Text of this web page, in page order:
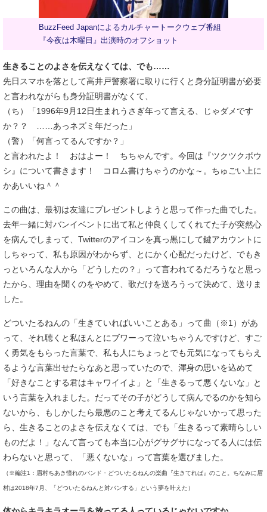
BuzzFeed Japanによるカルチャートークウェブ番組
『今夜は木曜日』出演時のオフショット
生きることのよさを伝えなくては、でも……
先日スマホを落として高井戸警察署に取りに行くと身分証明書が必要
と言われながらも身分証明書がなくて、
（ち）「1996年9月12日生まれうさぎ年って言える、じゃダメです
か？？ ……あっネズミ年だった」
（警）「何言ってるんですか？」
と言われたよ！ おはよー！ ちちゃんです。今回は『ツクツクボウ
シ』について書きます！ コロム書けちゃうのかな～。ちゅごい上に
かあいいね＾＾
この曲は、最初は友達にプレゼントしようと思って作った曲でした。
去年一緒に対バンイベントに出て私と仲良くしてくれてた子が突然心
を病んでしまって、Twitterのアイコンを真っ黒にして鍵アカウントに
しちゃって、私も原因がわからず、とにかく心配だったけど、でもき
っといろんな人から「どうしたの？」って言われてるだろうなと思っ
たから、理由を聞くのをやめて、歌だけを送ろうって決めて、送りま
した。
どついたるねんの「生きていればいいことある」って曲（※1）があ
って、それ聴くと私ほんとにブワーって泣いちゃうんですけど、すご
く勇気をもらった言葉で、私も人にちょっとでも元気になってもらえ
るような言葉出せたらなあと思っていたので、渾身の思いを込めて
「好きなことする君はキャワイイよ」と「生きるって悪くないな」と
いう言葉を入れました。だってその子がどうして病んでるのかを知ら
ないから、もしかしたら最悪のこと考えてるんじゃないかって思った
ら、生きることのよさを伝えなくては、でも「生きるって素晴らしい
ものだよ！」なんて言っても本当に心がグサグサになってる人には伝
わらないと思って、「悪くないな」って言葉を選びました。
（※編注1：眉村ちあき憧れのバンド・どついたるねんの楽曲『生きてれば』のこと。ちなみに眉
村は2018年7月、「どついたるねんと対バンする」という夢を叶えた）